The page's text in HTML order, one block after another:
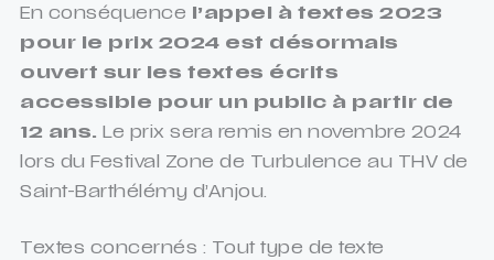
En conséquence l’appel à textes 2023
pour le prix 2024 est désormais
ouvert sur les textes écrits
accessible pour un public à partir de
12 ans. Le prix sera remis en novembre 2024
lors du Festival Zone de Turbulence au THV de
Saint-Barthélémy d’Anjou.
Textes concernés : Tout type de texte